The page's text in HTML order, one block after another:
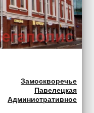
Замоскворечье
Павелецкая
Административное